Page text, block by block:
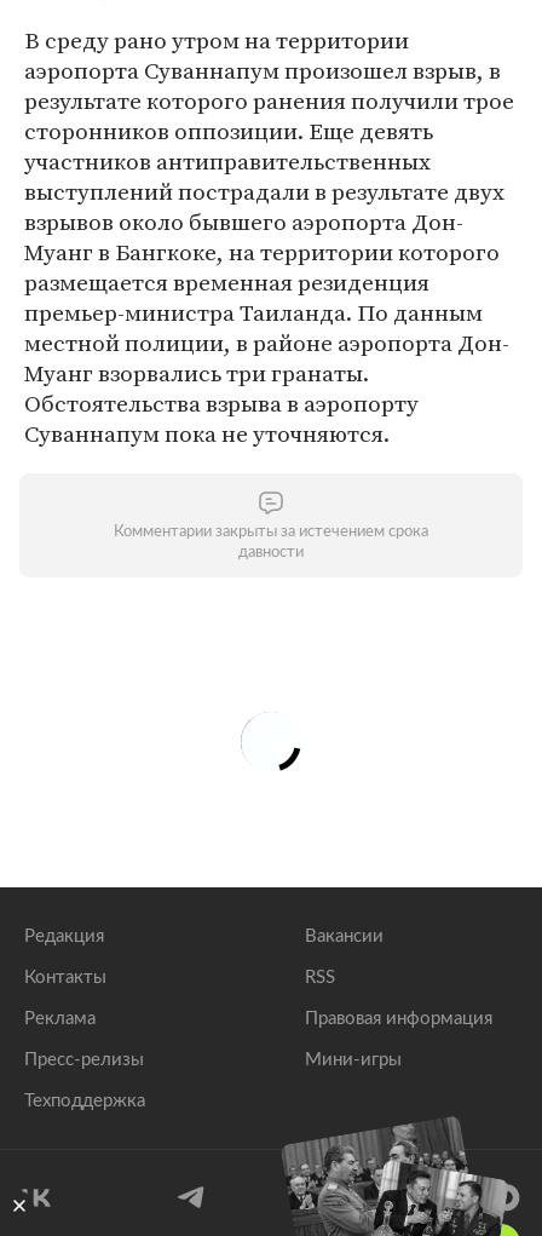
В среду рано утром на территории
аэропорта Суваннапум произошел взрыв, в
результате которого ранения получили трое
сторонников оппозиции. Еще девять
участников антиправительственных
выступлений пострадали в результате двух
взрывов около бывшего аэропорта Дон-
Муанг в Бангкоке, на территории которого
размещается временная резиденция
премьер-министра Таиланда. По данным
местной полиции, в районе аэропорта Дон-
Муанг взорвались три гранаты.
Обстоятельства взрыва в аэропорту
Суваннапум пока не уточняются.
Комментарии закрыты за истечением срока
давности
Редакция
Контакты
Реклама
Пресс-релизы
Техподдержка
Вакансии
RSS
Правовая информация
Мини-игры